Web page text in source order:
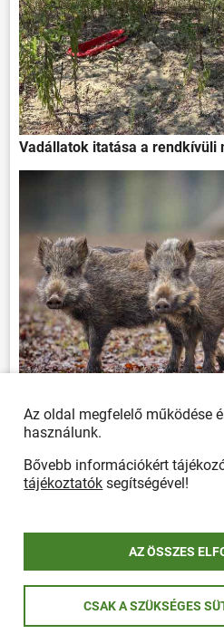
Vadállatok itatása a rendkívüli
Afrikai sertéspestis - kérések
Az oldal megfelelő működése
használunk.
Bővebb információkért
tájékoztatók segítségével!
AZ ÖSSZES
CSAK A SZÜKSÉGES